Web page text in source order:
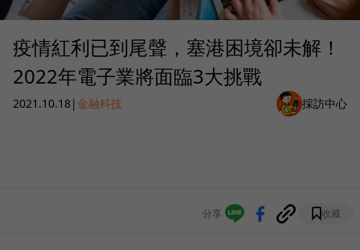
疫情紅利已到尾聲，塞港困境卻未解！
2022年電子業將面臨3大挑戰
2021.10.18|金融科技 採訪中心
分享 收藏